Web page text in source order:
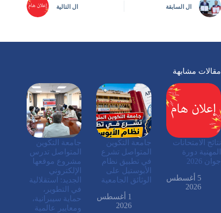
ال السابقة ال التالية
مقالات مشابهة
نتائج الامتحانات
المهنية دورة
جوان 2026
5 أغسطس
2026
جامعة التكوين
المتواصل تشرع
في تطبيق نظام
الأبوستيل على
الوثائق الجامعية
1 أغسطس
2026
جامعة التكوين
المتواصل تدرس
مشروع موقعها
الإلكتروني
الجديد: استقلالية
في التطوير،
حماية سيبرانية،
ومعايير عالمية